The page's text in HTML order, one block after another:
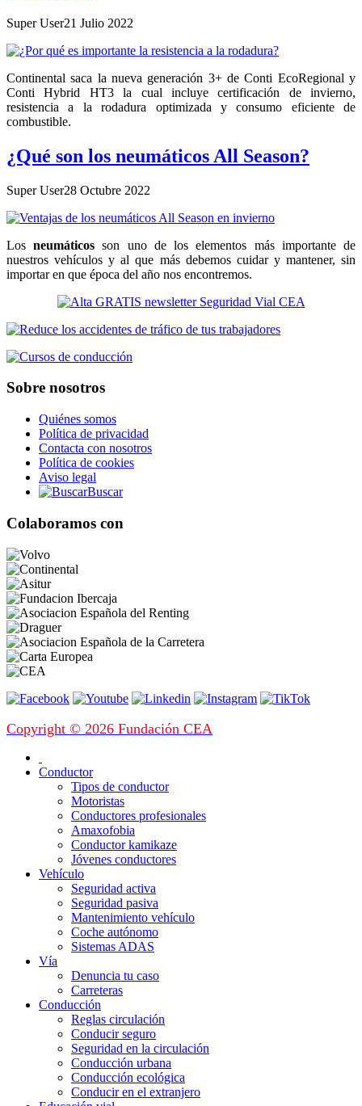
Super User21 Julio 2022
Continental saca la nueva generación 3+ de Conti EcoRegional y
Conti Hybrid HT3 la cual incluye certificación de invierno,
resistencia a la rodadura optimizada y consumo eficiente de
combustible.
¿Qué son los neumáticos All Season?
Super User28 Octubre 2022
Losneumáticos son uno de los elementos más importante de
nuestros vehículos y al que más debemos cuidar y mantener, sin
importar en que época del año nos encontremos.
Sobre nosotros
Quiénes somos
Política de privacidad
Contacta con nosotros
Política de cookies
Aviso legal
Buscar
Colaboramos con
Copyright © 2026 Fundación CEA
Conductor
Tipos de conductor
Motoristas
Conductores profesionales
Amaxofobia
Conductor kamikaze
Jóvenes conductores
Vehículo
Seguridad activa
Seguridad pasiva
Mantenimiento vehículo
Coche autónomo
Sistemas ADAS
Vía
Denuncia tu caso
Carreteras
Conducción
Reglas circulación
Conducir seguro
Seguridad en la circulación
Conducción urbana
Conducción ecológica
Conducir en el extranjero